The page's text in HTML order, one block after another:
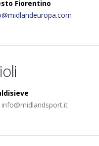
Fiorentino